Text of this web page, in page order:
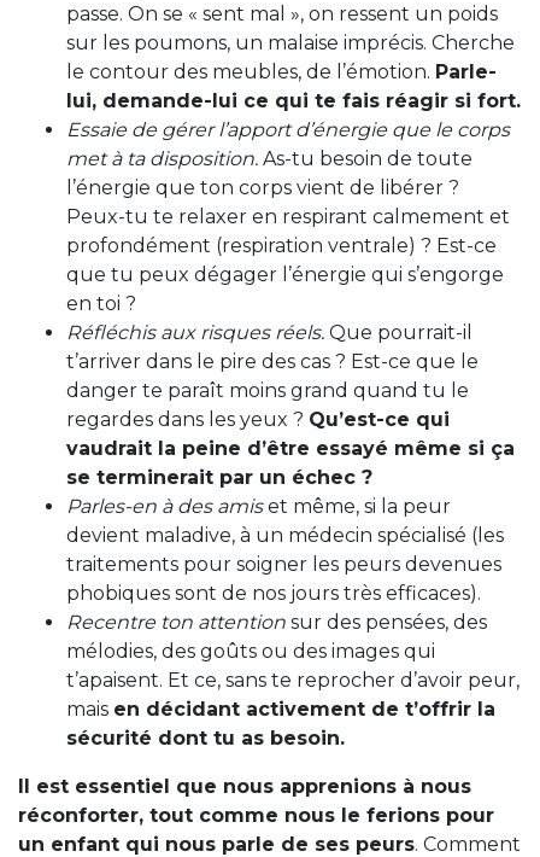
passe. On se « sent mal », on ressent un poids
sur les poumons, un malaise imprécis. Cherche
le contour des meubles, de l’émotion. Parle-
lui, demande-lui ce qui te fais réagir si fort.
Essaie de gérer l’apport d’énergie que le corps
met à ta disposition. As-tu besoin de toute
l’énergie que ton corps vient de libérer ?
Peux-tu te relaxer en respirant calmement et
profondément (respiration ventrale) ? Est-ce
que tu peux dégager l’énergie qui s’engorge
en toi ?
Réfléchis aux risques réels. Que pourrait-il
t’arriver dans le pire des cas ? Est-ce que le
danger te paraît moins grand quand tu le
regardes dans les yeux ? Qu’est-ce qui
vaudrait la peine d’être essayé même si ça
se terminerait par un échec ?
Parles-en à des amiset même, si la peur
devient maladive, à un médecin spécialisé (les
traitements pour soigner les peurs devenues
phobiques sont de nos jours très efficaces).
Recentre ton attention sur des pensées, des
mélodies, des goûts ou des images qui
t’apaisent. Et ce, sans te reprocher d’avoir peur,
mais en décidant activement de t’offrir la
sécurité dont tu as besoin.
Il est essentiel que nous apprenions à nous
réconforter, tout comme nous le ferions pour
un enfant qui nous parle de ses peurs. Comment